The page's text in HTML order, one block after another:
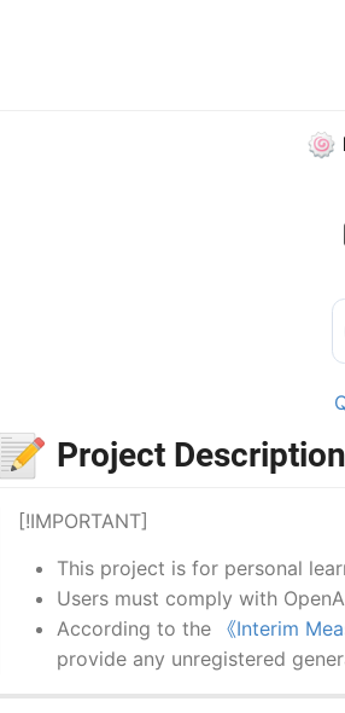
🍥
📝 Project Description
[!IMPORTANT]
This project is for personal
Users must comply with
According to the
《Interim
provide any unregistered